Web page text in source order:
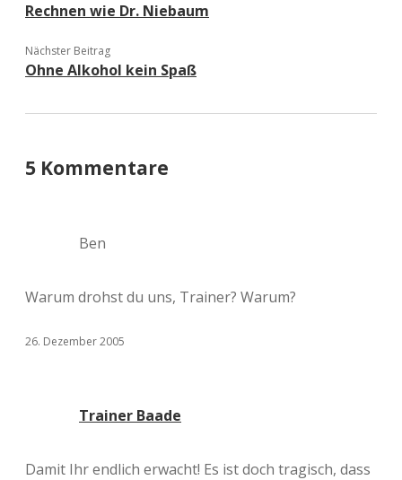
Rechnen wie Dr. Niebaum
Nächster Beitrag
Ohne Alkohol kein Spaß
5 Kommentare
Ben
Warum drohst du uns, Trainer? Warum?
26. Dezember 2005
Trainer Baade
Damit Ihr endlich erwacht! Es ist doch tragisch, dass